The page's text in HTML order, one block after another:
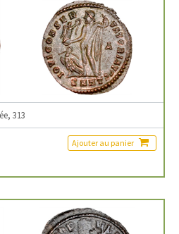
313
Ajouter au panier